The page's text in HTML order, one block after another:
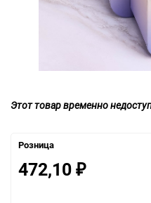
Этот товар временно
Розница
472,10 ₽